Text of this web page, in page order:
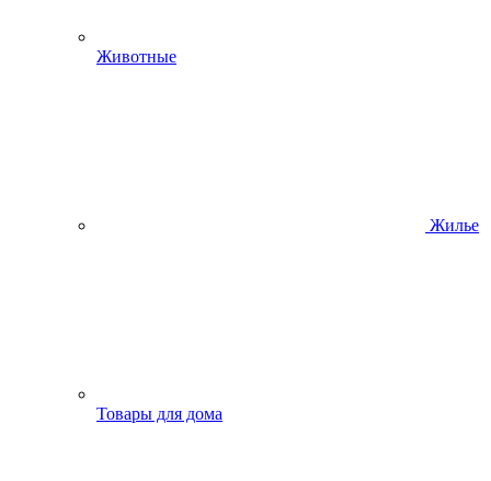
Животные
Жилье
Товары для дома